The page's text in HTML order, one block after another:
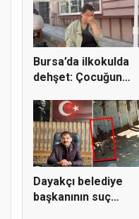
Bursa’da ilkokulda
dehşet: Çocuğun
Dayakçı belediye
başkanının suç